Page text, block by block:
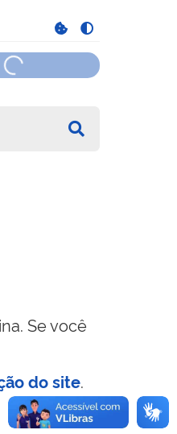
Se você
do site.